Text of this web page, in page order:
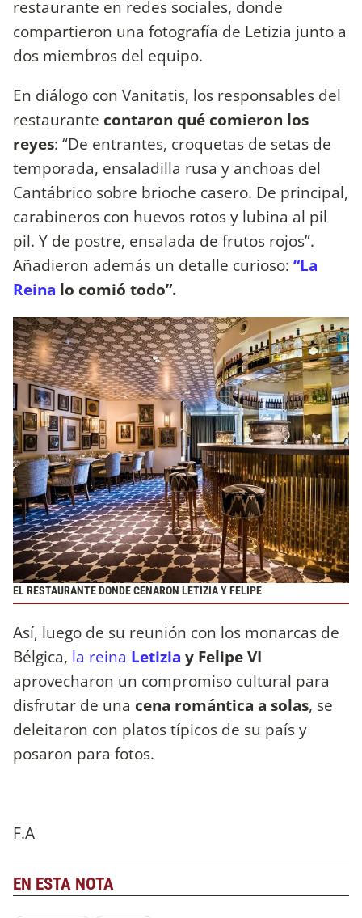
restaurante en redes sociales, donde
compartieron una fotografía de Letizia junto a
dos miembros del equipo.
En diálogo con Vanitatis, los responsables del
restaurante contaron qué comieron los
reyes: “De entrantes, croquetas de setas de
temporada, ensaladilla rusa y anchoas del
Cantábrico sobre brioche casero. De principal,
carabineros con huevos rotos y lubina al pil
pil. Y de postre, ensalada de frutos rojos”.
Añadieron además un detalle curioso: “La
Reina lo comió todo”.
EL RESTAURANTE DONDE CENARON LETIZIA Y FELIPE
Así, luego de su reunión con los monarcas de
Bélgica, la reina Letizia y Felipe VI
aprovecharon un compromiso cultural para
disfrutar de una cena romántica a solas, se
deleitaron con platos típicos de su país y
posaron para fotos.
F.A
EN ESTA NOTA